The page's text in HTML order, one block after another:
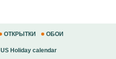
ОТКРЫТКИ ОБОИ
US Holiday calendar